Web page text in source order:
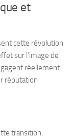
et
cette révolution
sur l’image de
réellement
réputation
transition.